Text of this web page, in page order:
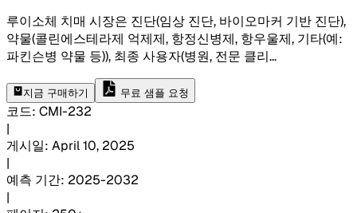
루이소체 치매 시장은 진단(임상 진단, 바이오마커 기반 진단),
약물(콜린에스테라제 억제제, 항정신병제, 항우울제, 기타(예:
파킨슨병 약물 등)), 최종 사용자(병원, 전문 클리...
지금 구매하기 무료 샘플 요청
코드: CMI-232
|
게시일: April 10, 2025
|
예측 기간: 2025-2032
|